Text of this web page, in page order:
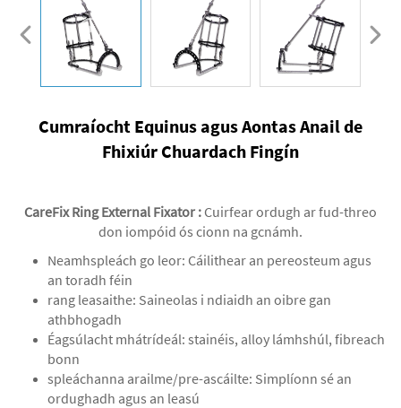
Cumraíocht Equinus agus Aontas Anail de
Fhixiúr Chuardach Fingín
CareFix Ring External Fixator : Cuirfear ordugh ar fud-threo
don iompóid ós cionn na gcnámh.
Neamhspleách go leor: Cáilithear an pereosteum agus
an toradh féin
rang leasaithe: Saineolas i ndiaidh an oibre gan
athbhogadh
Éagsúlacht mhátrídeál: stainéis, alloy lámhshúl, fibreach
bonn
spleáchanna arailme/pre-ascáilte: Simplíonn sé an
ordughadh agus an leasú